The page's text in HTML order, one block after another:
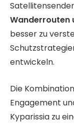
Wanderrouten
besser zu
entwickeln.
Die
Engagement
Kyparissia zu